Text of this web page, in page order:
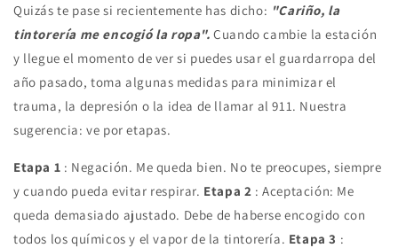
Quizás te pase si recientemente has dicho: "Cariño, la
tintorería me encogió la ropa". Cuando cambie la estación
y llegue el momento de ver si puedes usar el guardarropa del
año pasado, toma algunas medidas para minimizar el
trauma, la depresión o la idea de llamar al 911. Nuestra
sugerencia: ve por etapas.
Etapa 1 : Negación. Me queda bien. No te preocupes, siempre
y cuando pueda evitar respirar. Etapa 2 : Aceptación: Me
queda demasiado ajustado. Debe de haberse encogido con
todos los químicos y el vapor de la tintorería. Etapa 3 :